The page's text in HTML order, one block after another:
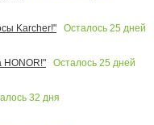
Karcher!"
Осталось 25 дней
HONOR!"
Осталось 25 дней
32 дня